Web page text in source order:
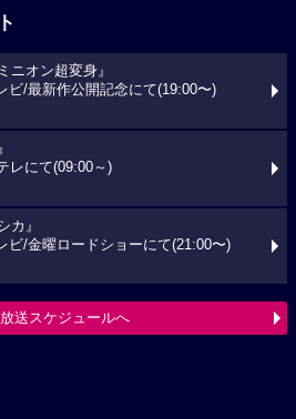
ニオン超変身』
ビ/最新作公開記念にて(19:00〜)
レにて(09:00～)
カ』
ビ/金曜ロードショーにて(21:00〜)
送スケジュールへ